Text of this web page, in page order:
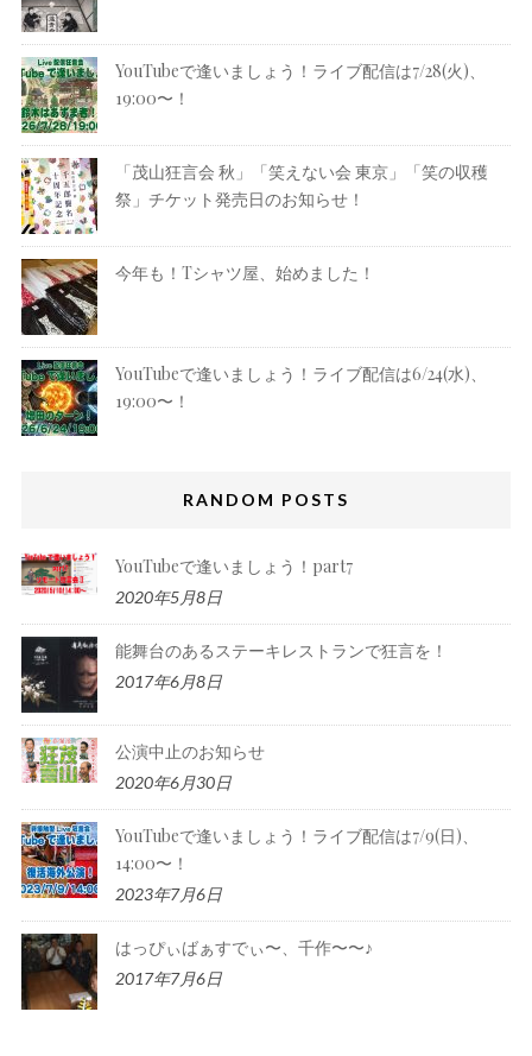
YouTubeで逢いましょう！ライブ配信は7/28(火)、
19:00〜！
「茂山狂言会 秋」「笑えない会 東京」「笑の収穫
祭」チケット発売日のお知らせ！
今年も！Tシャツ屋、始めました！
YouTubeで逢いましょう！ライブ配信は6/24(水)、
19:00〜！
RANDOM POSTS
YouTubeで逢いましょう！part7
2020年5月8日
能舞台のあるステーキレストランで狂言を！
2017年6月8日
公演中止のお知らせ
2020年6月30日
YouTubeで逢いましょう！ライブ配信は7/9(日)、
14:00〜！
2023年7月6日
はっぴぃばぁすでぃ〜、千作〜〜♪
2017年7月6日